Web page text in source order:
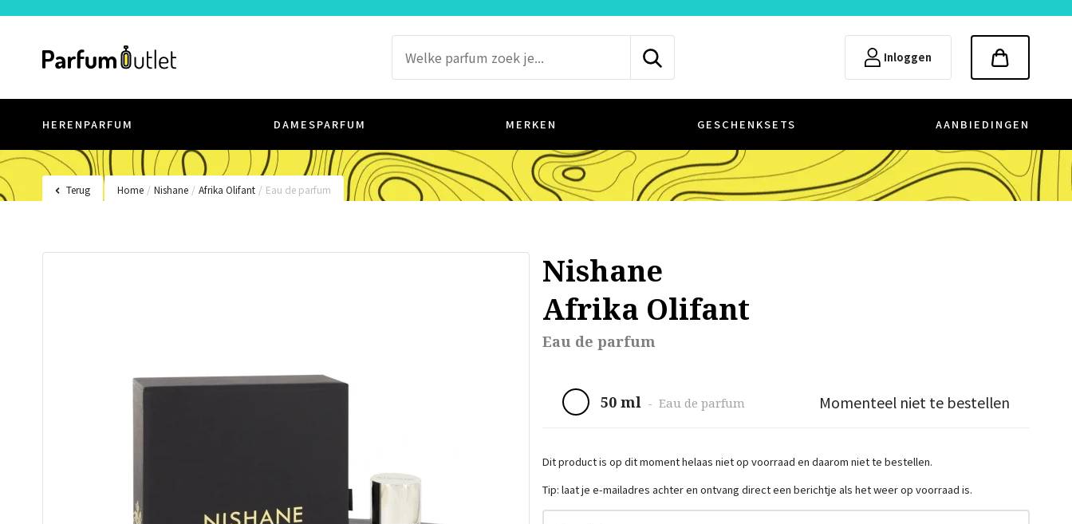
Inloggen
HERENPARFUM DAMESPARFUM MERKEN GESCHENKSETS AANBIEDINGEN
Terug Home / Nishane / Afrika Olifant / Eau de parfum
Nishane
Afrika Olifant
Eau de parfum
50 ml - Eau de parfum Momenteel niet te bestellen
Dit product is op dit moment helaas niet op voorraad en daarom niet te bestellen.
Tip: laat je e-mailadres achter en ontvang direct een berichtje als het weer op voorraad is.